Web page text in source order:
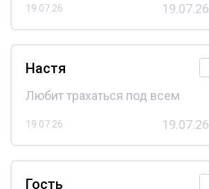
19.07.26 19.07.26
Настя
Любит трахаться под всем
19.07.26 19.07.26
Гость